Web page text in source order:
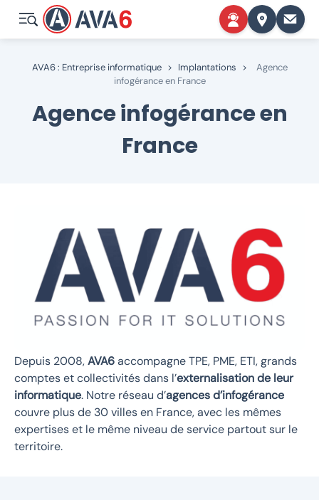
AVA6 : Entreprise informatique > Implantations >
Agence
infogérance en France
Agence infogérance en
France
Depuis 2008,AVA6accompagne TPE, PME, ETI, grands
comptes et collectivités dans l’externalisation de leur
informatique. Notre réseau d’agences d’infogérance
couvre plus de 30 villes en France, avec les mêmes
expertises et le même niveau de service partout sur le
territoire.